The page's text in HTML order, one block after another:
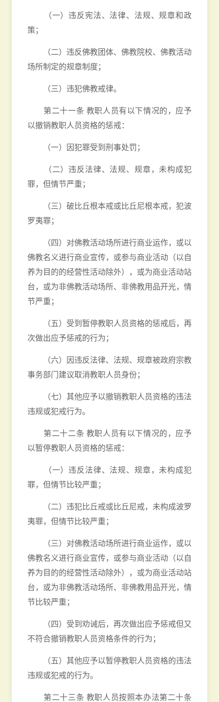
（一）违反宪法、法律、法规、规章和政
策；
（二）违反佛教团体、佛教院校、佛教活动
场所制定的规章制度；
（三）违犯佛教戒律。
第二十一条 教职人员有以下情况的，应予
以撤销教职人员资格的惩戒：
（一）因犯罪受到刑事处罚；
（二）违反法律、法规、规章，未构成犯
罪，但情节严重；
（三）破比丘根本戒或比丘尼根本戒，犯波
罗夷罪；
（四）对佛教活动场所进行商业运作，或以
佛教名义进行商业宣传，或参与商业活动（以自
养为目的的经营性活动除外），或为商业活动站
台，或为非佛教活动场所、非佛教用品开光，情
节严重；
（五）受到暂停教职人员资格的惩戒后，再
次做出应予惩戒的行为；
（六）因违反法律、法规、规章被政府宗教
事务部门建议取消教职人员身份；
（七）其他应予以撤销教职人员资格的违法
违规或犯戒行为。
第二十二条 教职人员有以下情况的，应予
以暂停教职人员资格的惩戒：
（一）违反法律、法规、规章，未构成犯
罪，但情节比较严重；
（二）违犯比丘戒或比丘尼戒，未构成波罗
夷罪，但情节比较严重；
（三）对佛教活动场所进行商业运作，或以
佛教名义进行商业宣传，或参与商业活动（以自
养为目的的经营性活动除外），或为商业活动站
台，或为非佛教活动场所、非佛教用品开光，情
节比较严重；
（四）受到劝诫后，再次做出应予惩戒但又
不符合撤销教职人员资格条件的行为；
（五）其他应予以暂停教职人员资格的违法
违规或犯戒的行为。
第二十三条 教职人员按照本办法第二十条